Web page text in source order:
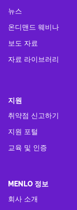
뉴스
온디맨드 웨비나
보도 자료
자료 라이브러리
지원
취약점 신고하기
지원 포털
교육 및 인증
MENLO 정보
회사 소개